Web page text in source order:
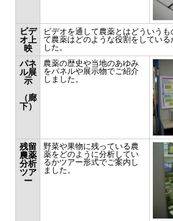
ビデ
オ上
映
ビデオを通して農薬とはどういう
て農薬はどのような役割をしている
した。
パネ
ル展
示
（廊
下）
農薬の歴史や当地のあゆみ
をパネルや展示物でご紹介
しました。
残留
農薬
分析
ツア
ー
野菜や果物に残っている農
薬をどのように分析してい
るかツアー形式でご案内し
ました。